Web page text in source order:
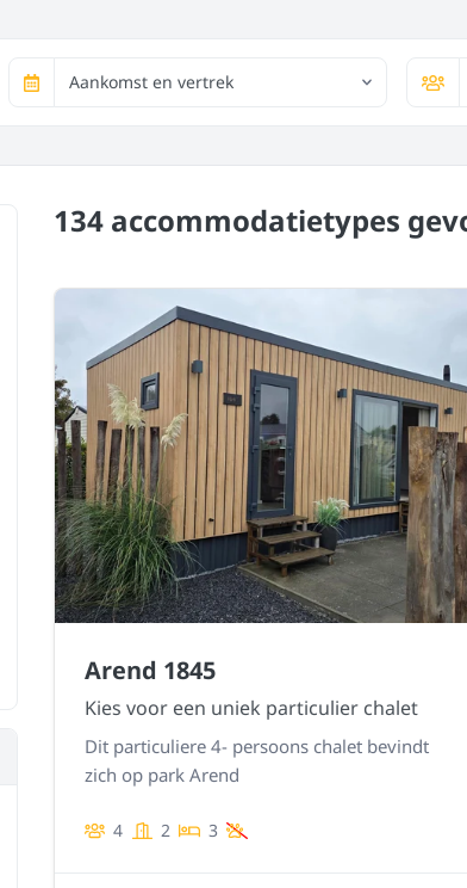
Aankomst en vertrek
134 accommodatietypes
Arend 1845
Kies voor een uniek particulier chalet
Dit particuliere 4- persoons chalet bevindt
zich op park Arend
4 2 3